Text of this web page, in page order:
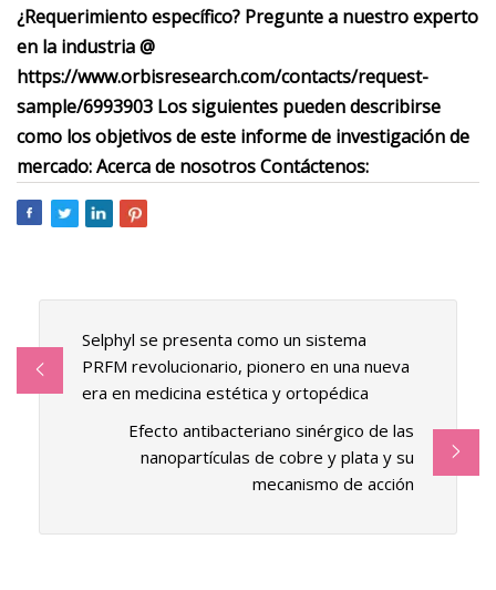
¿Requerimiento específico? Pregunte a nuestro experto
en la industria @
https://www.orbisresearch.com/contacts/request-
sample/6993903 Los siguientes pueden describirse
como los objetivos de este informe de investigación de
mercado: Acerca de nosotros Contáctenos:
Selphyl se presenta como un sistema
PRFM revolucionario, pionero en una nueva
era en medicina estética y ortopédica
Efecto antibacteriano sinérgico de las
nanopartículas de cobre y plata y su
mecanismo de acción